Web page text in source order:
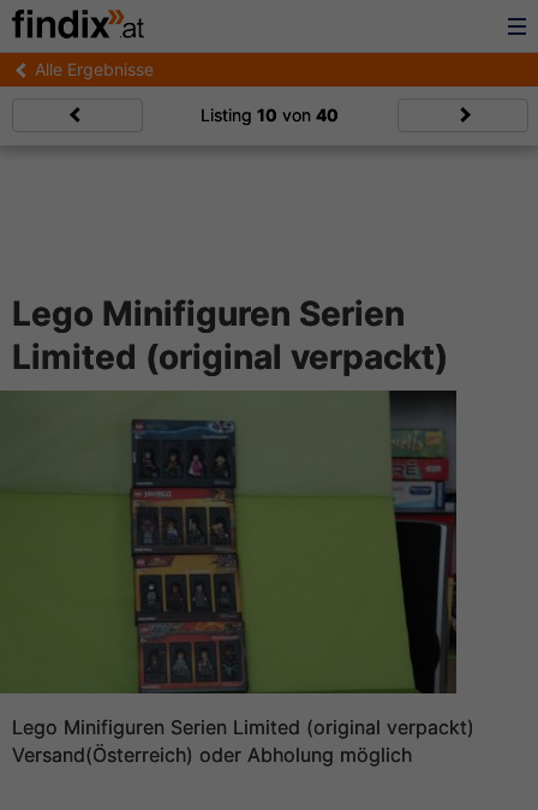
Alle Ergebnisse
Listing 10 von 40
Lego Minifiguren Serien
Limited (original verpackt)
Lego Minifiguren Serien Limited (original verpackt)
Versand(Österreich) oder Abholung möglich